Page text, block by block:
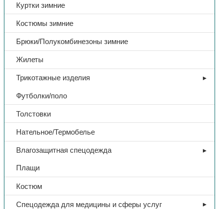
Куртки зимние
Костюмы зимние
Брюки/Полукомбинезоны зимние
Жилеты
Трикотажные изделия
Футболки/поло
Толстовки
Нательное/Термобелье
Влагозащитная спецодежда
Плащи
Костюм
Спецодежда для медицины и сферы услуг